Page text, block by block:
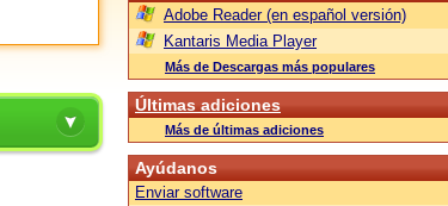
Adobe Reader (en español versión)
Kantaris Media Player
Más de Descargas más populares
Últimas adiciones
Más de últimas adiciones
Ayúdanos
Enviar software